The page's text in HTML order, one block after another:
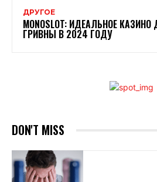
ДРУГОЕ
MONOSLOT: ИДЕАЛЬНОЕ
ГРИВНЫ В 2024 ГОДУ
DON'T MISS